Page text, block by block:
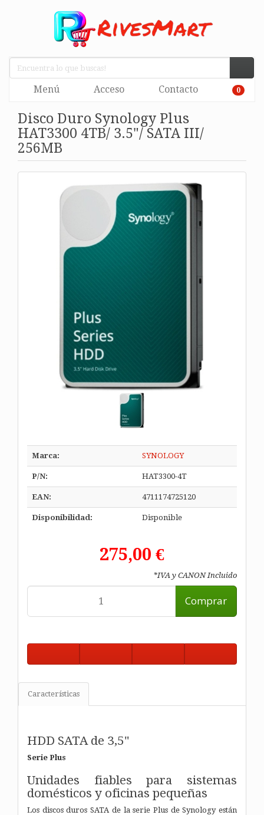
Menú Acceso Contacto 0
Disco Duro Synology Plus
HAT3300 4TB/ 3.5"/ SATA III/
256MB
Marca: SYNOLOGY
P/N: HAT3300-4T
EAN: 4711174725120
Disponibilidad: Disponible
275,00 €
*IVA y CANON Incluido
Comprar
Características
HDD SATA de 3,5"
Serie Plus
Unidades fiables para sistemas
domésticos y oficinas pequeñas
Los discos duros SATA de la serie Plus de Synology están